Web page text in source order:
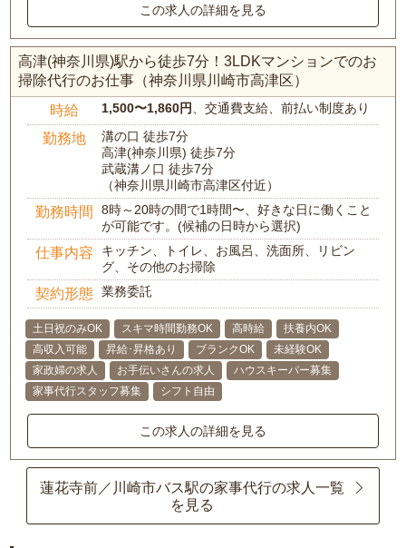
この求人の詳細を見る
高津(神奈川県)駅から徒歩7分！3LDKマンションでのお
掃除代行のお仕事（神奈川県川崎市高津区）
時給 1,500〜1,860円、交通費支給、前払い制度あり
勤務地
溝の口 徒歩7分
高津(神奈川県) 徒歩7分
武蔵溝ノ口 徒歩7分
（神奈川県川崎市高津区付近）
勤務時間
8時～20時の間で1時間〜、好きな日に働くこと
が可能です。(候補の日時から選択)
仕事内容
キッチン、トイレ、お風呂、洗面所、リビン
グ、その他のお掃除
契約形態 業務委託
土日祝のみOK スキマ時間勤務OK 高時給
扶養内OK
高収入可能
昇給･昇格あり ブランクOK
未経験OK
家政婦の求人
お手伝いさんの求人
ハウスキーパー募集
家事代行スタッフ募集
シフト自由
この求人の詳細を見る
蓮花寺前／川崎市バス駅の家事代行の求人一覧
を見る